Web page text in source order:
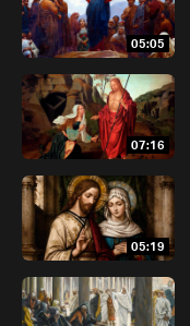
05:05
07:16
05:19